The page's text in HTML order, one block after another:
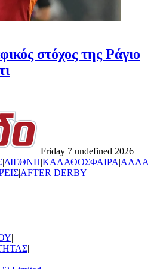
στόχος της Ράγιο
Friday 7 undefined 2026
|ΔΙΕΘΝΗ|ΚΑΛΑΘΟΣΦΑΙΡΑ|ΑΛΛΑ
|AFTER DERBY|
|
|